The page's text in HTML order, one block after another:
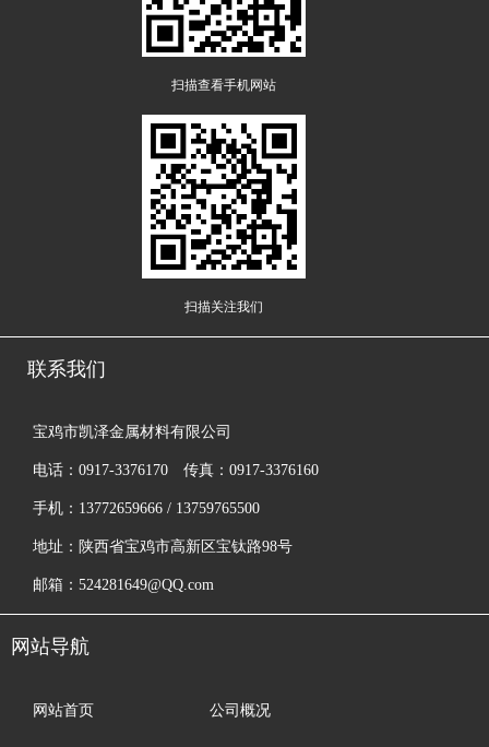
扫描查看手机网站
扫描关注我们
联系我们
宝鸡市凯泽金属材料有限公司
电话：0917-3376170 传真：0917-3376160
手机：13772659666 / 13759765500
地址：陕西省宝鸡市高新区宝钛路98号
邮箱：524281649@QQ.com
网站导航
网站首页 公司概况